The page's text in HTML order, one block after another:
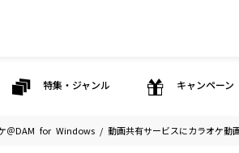
特集・ジャンル キャンペーン
＠DAM for Windows 動画共有サービスにカラオケ動